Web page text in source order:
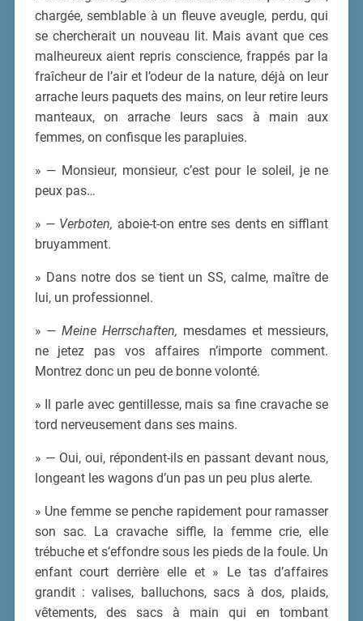
chargée, semblable à un fleuve aveugle, perdu, qui
se chercherait un nouveau lit. Mais avant que ces
malheureux aient repris conscience, frappés par la
fraîcheur de l’air et l’odeur de la nature, déjà on leur
arrache leurs paquets des mains, on leur retire leurs
manteaux, on arrache leurs sacs à main aux
femmes, on confisque les parapluies.
» — Monsieur, monsieur, c’est pour le soleil, je ne
peux pas…
» — Verboten, aboie-t-on entre ses dents en sifflant
bruyamment.
» Dans notre dos se tient un SS, calme, maître de
lui, un professionnel.
» — Meine Herrschaften, mesdames et messieurs,
ne jetez pas vos affaires n’importe comment.
Montrez donc un peu de bonne volonté.
» Il parle avec gentillesse, mais sa fine cravache se
tord nerveusement dans ses mains.
» — Oui, oui, répondent-ils en passant devant nous,
longeant les wagons d’un pas un peu plus alerte.
» Une femme se penche rapidement pour ramasser
son sac. La cravache siffle, la femme crie, elle
trébuche et s’effondre sous les pieds de la foule. Un
enfant court derrière elle et » Le tas d’affaires
grandit : valises, balluchons, sacs à dos, plaids,
vêtements, des sacs à main qui en tombant